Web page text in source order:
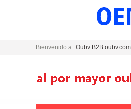
Bienvenido a Oubv B2B oubv.com